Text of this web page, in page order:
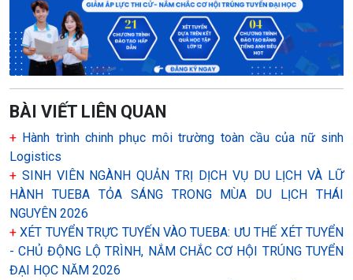
BÀI VIẾT LIÊN QUAN
+ Hành trình chinh phục môi trường toàn cầu của nữ sinh
Logistics
+ SINH VIÊN NGÀNH QUẢN TRỊ DỊCH VỤ DU LỊCH VÀ LỮ
HÀNH TUEBA TỎA SÁNG TRONG MÙA DU LỊCH THÁI
NGUYÊN 2026
+ XÉT TUYỂN TRỰC TUYẾN VÀO TUEBA: ƯU THẾ XÉT TUYỂN
- CHỦ ĐỘNG LỘ TRÌNH, NẮM CHẮC CƠ HỘI TRÚNG TUYỂN
ĐẠI HỌC NĂM 2026